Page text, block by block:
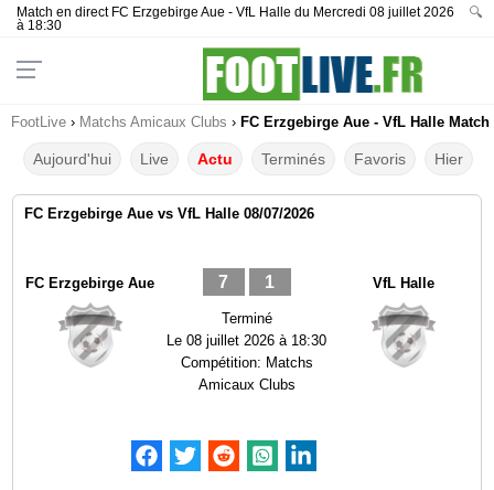
Match en direct FC Erzgebirge Aue - VfL Halle du Mercredi 08 juillet 2026
à 18:30
🔍
FootLive › Matchs Amicaux Clubs › FC Erzgebirge Aue - VfL Halle
Aujourd'hui Live Actu Terminés Favoris Hier
FC Erzgebirge Aue vs VfL Halle 08/07/2026
FC Erzgebirge Aue 7 1
Terminé
Le08 juillet 2026 à 18:30
Compétition: Matchs
Amicaux Clubs
VfL Halle